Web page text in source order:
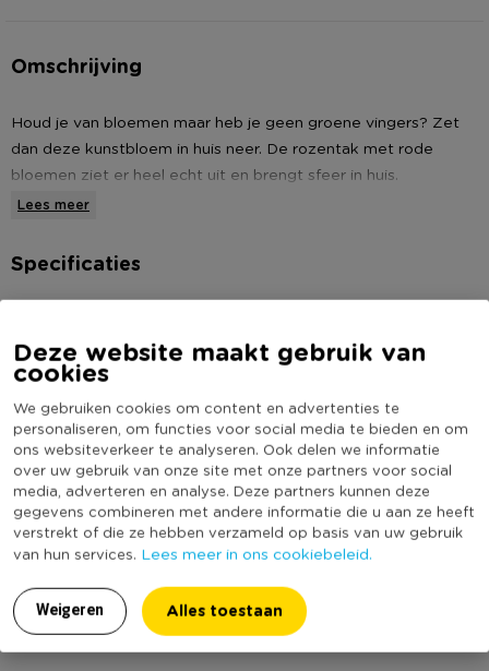
Deze website maakt gebruik van
cookies
We gebruiken cookies om content en advertenties te
personaliseren, om functies voor social media te bieden en om
ons websiteverkeer te analyseren. Ook delen we informatie
over uw gebruik van onze site met onze partners voor social
media, adverteren en analyse. Deze partners kunnen deze
gegevens combineren met andere informatie die u aan ze heeft
verstrekt of die ze hebben verzameld op basis van uw gebruik
van hun services. Lees meer in ons cookiebeleid.
Weigeren Alles toestaan
Omschrijving
Houd je van bloemen maar heb je geen groene vingers? Zet
dan deze kunstbloem in huis neer. De rozentak met rode
bloemen ziet er heel echt uit en brengt sfeer in huis.
Combineer met andere kunstbloemen om er een kleurrijk
* Rozentak met rode bloemen
* Voor sfeer in huis
Lees meer
Specificaties
Online Only
Nee
Materiaal
Producthoogte (cm)
80
Kleur
Rood
Duurzaamheidsscore
(Nog) geen score
bekend
Heb jij Rozentak - rood? Schrijf een review!